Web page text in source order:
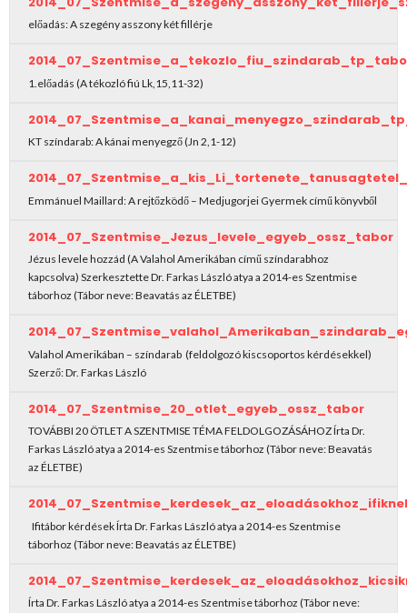
előadás: A szegény asszony két fillérje
1.előadás (A tékozló fiú Lk,15,11-32)
KT színdarab: A kánai menyegző (Jn 2,1-12)
Emmánuel Maillard: A rejtőzködő – Medjugorjei Gyermek című könyvből
2014_07_Szentmise_Jezus_levele_egyeb_ossz_tabor
Jézus levele hozzád (A Valahol Amerikában című színdarabhoz
kapcsolva) Szerkesztette Dr. Farkas László atya a 2014-es Szentmise
táborhoz (Tábor neve: Beavatás az ÉLETBE)
Valahol Amerikában – színdarab (feldolgozó kiscsoportos kérdésekkel)
Szerző: Dr. Farkas László
2014_07_Szentmise_20_otlet_egyeb_ossz_tabor
TOVÁBBI 20 ÖTLET A SZENTMISE TÉMA FELDOLGOZÁSÁHOZ Írta Dr.
Farkas László atya a 2014-es Szentmise táborhoz (Tábor neve: Beavatás
az ÉLETBE)
Ifitábor kérdések Írta Dr. Farkas László atya a 2014-es Szentmise
táborhoz (Tábor neve: Beavatás az ÉLETBE)
Írta Dr. Farkas László atya a 2014-es Szentmise táborhoz (Tábor neve: